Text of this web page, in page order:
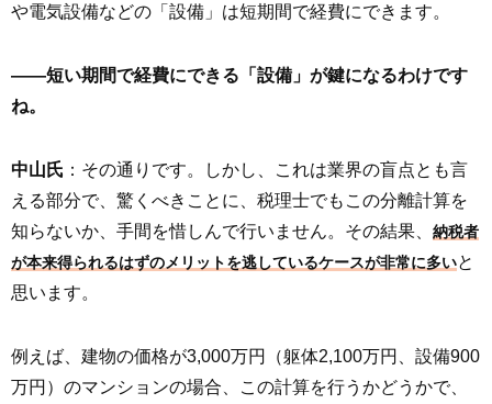
や電気設備などの「設備」は短期間で経費にできます。
――短い期間で経費にできる「設備」が鍵になるわけです
ね。
中山氏 ：その通りです。しかし、これは業界の盲点とも言
える部分で、驚くべきことに、税理士でもこの分離計算を
知らないか、手間を惜しんで行いません。その結果、 納税者
が本来得られるはずのメリットを逃しているケースが非常に多いと
思います。
例えば、建物の価格が3,000万円（躯体2,100万円、設備900
万円）のマンションの場合、この計算を行うかどうかで、